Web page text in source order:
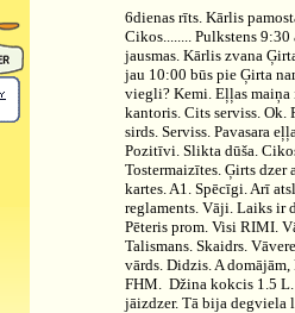
6dienas rīts. Kārlis
Cikos........ Pulkstens
jausmas. Kārlis zvana
jau 10:00 būs pie Ģirta
viegli? Kemi. Eļļas maiņa
kantoris. Cits serviss. Ok.
sirds. Serviss. Pavasara
Pozitīvi. Slikta dūša.
Tostermaizītes. Ģirts dzer
kartes. A1. Spēcīgi. Arī
reglaments. Vāji. Laiks ir
Pēteris prom. Visi RIMI.
Talismans. Skaidrs.
vārds. Didzis. A
FHM. Džina kokcis 1.5
jāizdzer. Tā bija degviela